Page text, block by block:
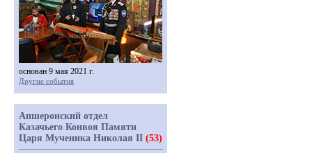
основан 9 мая 2021 г.
Другие события
Апшеронский отдел
Казачьего Конвоя Памяти
Царя Мученика Николая II (53)